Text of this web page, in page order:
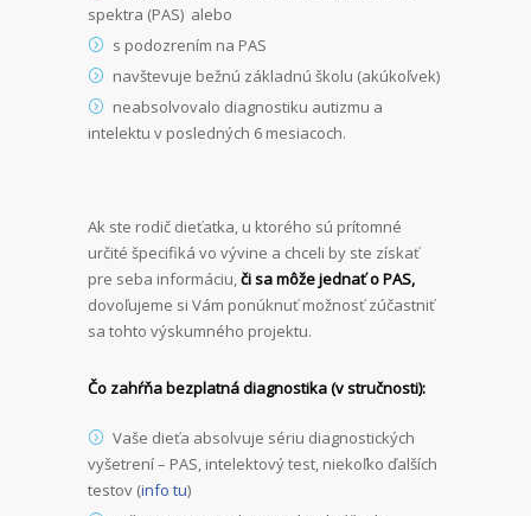
spektra (PAS) alebo
s podozrením na PAS
navštevuje bežnú základnú školu (akúkoľvek)
neabsolvovalo diagnostiku autizmu a
intelektu v posledných 6 mesiacoch.
Ak ste rodič dieťatka, u ktorého sú prítomné
určité špecifiká vo vývine a chceli by ste získať
pre seba informáciu,či sa môže jednať o PAS,
dovoľujeme si Vám ponúknuť možnosť zúčastniť
sa tohto výskumného projektu.
Čo zahŕňa bezplatná diagnostika (v stručnosti):
Vaše dieťa absolvuje sériu diagnostických
vyšetrení – PAS, intelektový test, niekoľko ďalších
testov (info tu)